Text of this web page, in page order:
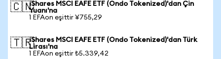
🇨🇳iShares MSCI EAFE ETF (Ondo Tokenized)'dan Çin
Yuanı'na
1 EFAon eşittir ¥755,29
🇹🇷iShares MSCI EAFE ETF (Ondo Tokenized)'dan Türk
Lirası'na
1 EFAon eşittir ₺5.339,42